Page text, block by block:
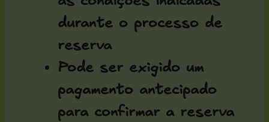
durante o processo de
reserva
Pode ser exigido um
pagamento antecipado
para confirmar a reserva